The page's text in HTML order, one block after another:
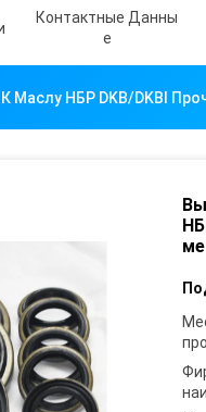
Контактные Данны
Е
Маслу НБР DKB/DKBI